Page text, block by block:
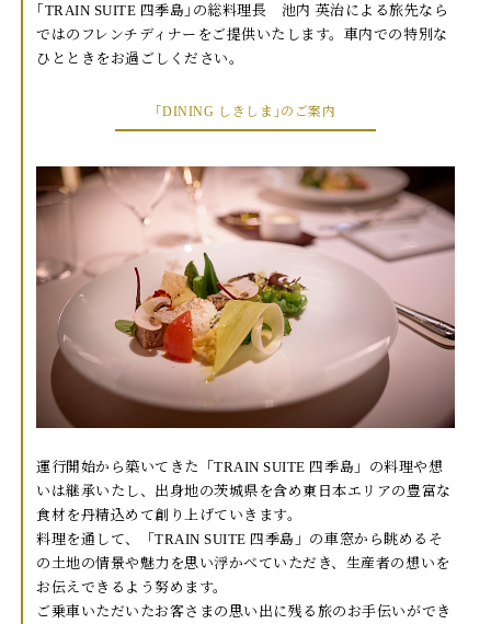
｢TRAIN SUITE 四季島｣の総料理長 池内 英治による旅先なら
ではのフレンチディナーをご提供いたします。車内での特別な
ひとときをお過ごしください。
｢DINING しきしま｣のご案内
運行開始から築いてきた「TRAIN SUITE 四季島」の料理や想
いは継承いたし、出身地の茨城県を含め東日本エリアの豊富な
食材を丹精込めて創り上げていきます。
料理を通して、「TRAIN SUITE 四季島」の車窓から眺めるそ
の土地の情景や魅力を思い浮かべていただき、生産者の想いを
お伝えできるよう努めます。
ご乗車いただいたお客さまの思い出に残る旅のお手伝いができ